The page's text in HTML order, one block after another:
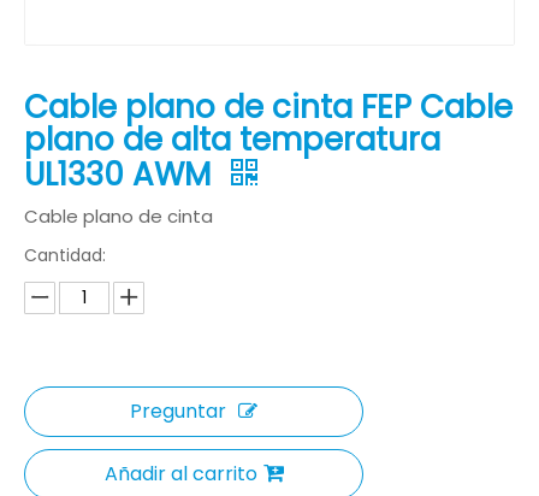
Cable plano de cinta FEP Cable
plano de alta temperatura
UL1330 AWM
Cable plano de cinta
Cantidad:
Preguntar
Añadir al carrito